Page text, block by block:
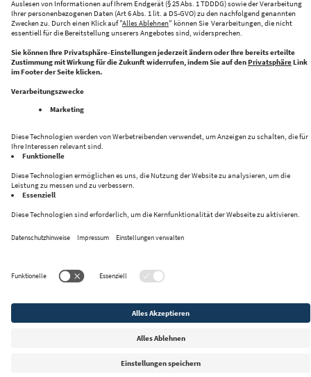
CENTRE FOR FUTURE PRODUCTION
Halle 43 bringt Innovation und Industrie zusammen